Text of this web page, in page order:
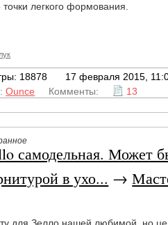
легкого формования.
18878
17 февраля 2015,
Ounce Комменты: 13
самодельная. Может
в ухо... →